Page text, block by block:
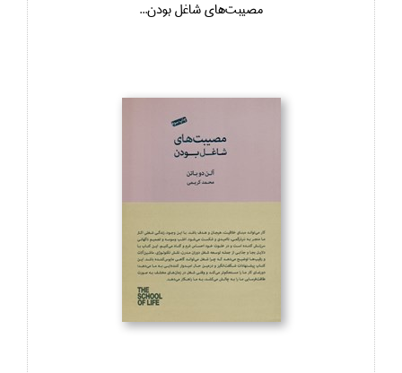
مصيبت‌هاي شاغل‌ بودن...